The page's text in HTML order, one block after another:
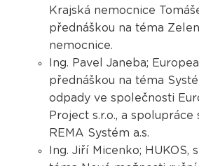
Krajská nemocnice
přednáškou na téma
nemocnice.
Ing. Pavel Janeba;
přednáškou na téma
odpady ve společnosti
Project s.r.o., a
REMA Systém a.s.
Ing. Jiří Micenko; HUKOS,